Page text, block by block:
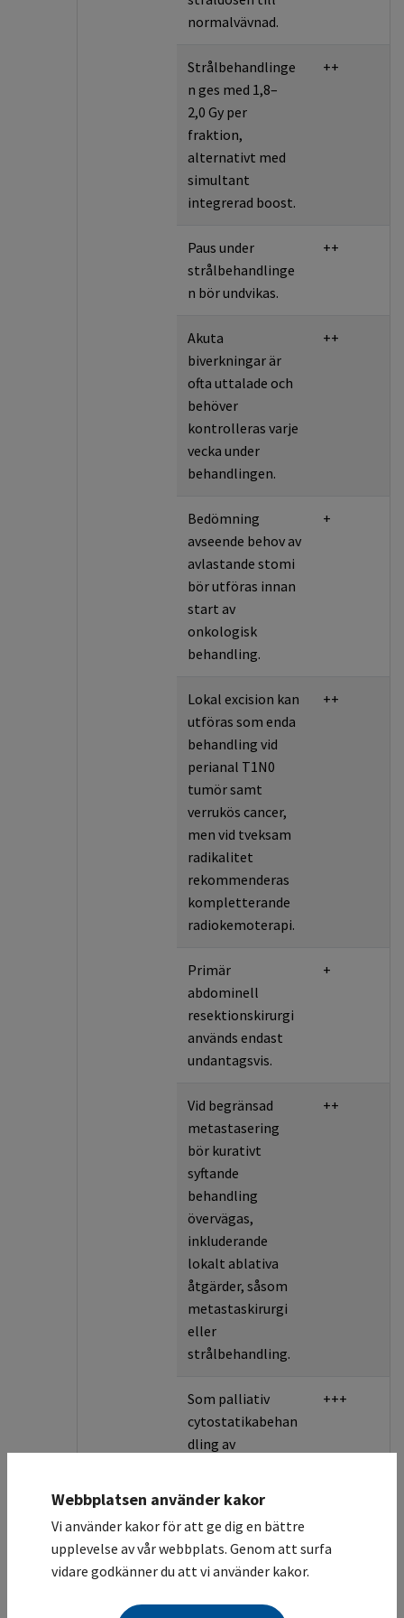
normalvävnad.
Strålbehandlinge
n ges med 1,8–
2,0 Gy per
fraktion,
alternativt med
simultant
integrerad boost.
++
Paus under
strålbehandlinge
n bör undvikas.
++
Akuta
biverkningar är
ofta uttalade och
behöver
kontrolleras varje
vecka under
behandlingen.
++
Bedömning
avseende behov av
avlastande stomi
bör utföras innan
start av
onkologisk
behandling.
+
Lokal excision kan
utföras som enda
behandling vid
perianal T1N0
tumör samt
verrukös cancer,
men vid tveksam
radikalitet
rekommenderas
kompletterande
radiokemoterapi.
++
Primär
abdominell
resektionskirurgi
används endast
undantagsvis.
+
Vid begränsad
metastasering
bör kurativt
syftande
behandling
övervägas,
inkluderande
lokalt ablativa
åtgärder, såsom
metastaskirurgi
eller
strålbehandling.
++
Som palliativ
cytostatikabehan
dling av
första hand
paklitaxel/karbop
latin.
+++
Webbplatsen använder kakor
Vi använder kakor för att ge dig en bättre
upplevelse av vår webbplats. Genom att surfa
vidare godkänner du att vi använder kakor.